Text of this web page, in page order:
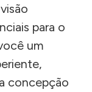
para o
um
concepção